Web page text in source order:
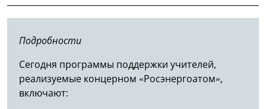
Подробности
Сегодня программы поддержки учителей,
реализуемые концерном «Росэнергоатом»,
включают: